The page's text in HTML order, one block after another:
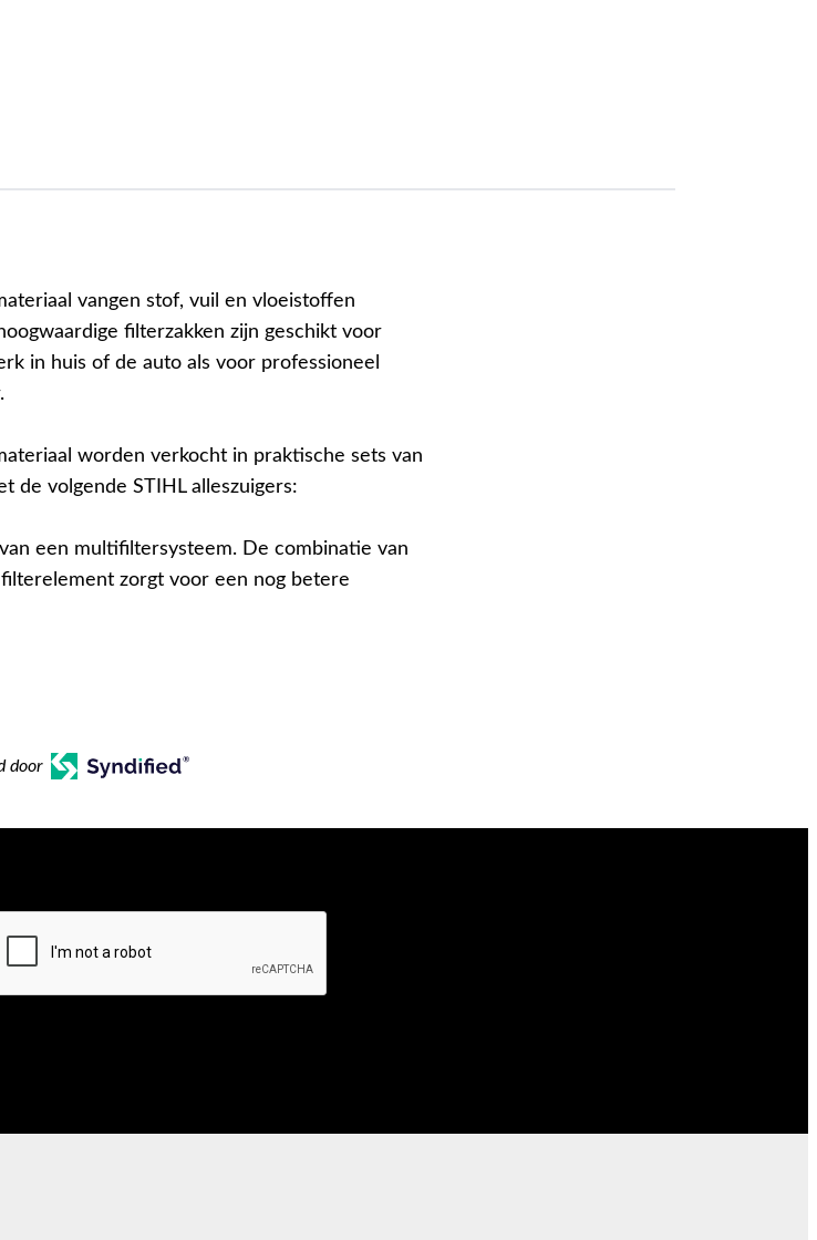
vangen stof, vuil en vloeistoffen
filterzakken zijn geschikt voor
in huis of de auto als voor professioneel
worden verkocht in praktische sets van
de volgende STIHL alleszuigers:
een multifiltersysteem. De combinatie van
zorgt voor een nog betere
door